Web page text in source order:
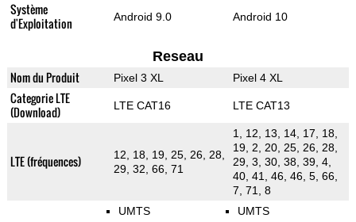
Système
d'Exploitation
Android 9.0 Android 10
Reseau
Nom du Produit Pixel 3 XL Pixel 4 XL
Categorie LTE
(Download)
LTE CAT16 LTE CAT13
LTE (fréquences)
12, 18, 19, 25, 26, 28,
29, 32, 66, 71
1, 12, 13, 14, 17, 18,
19, 2, 20, 25, 26, 28,
29, 3, 30, 38, 39, 4,
40, 41, 46, 46, 5, 66,
7, 71, 8
UMTS UMTS